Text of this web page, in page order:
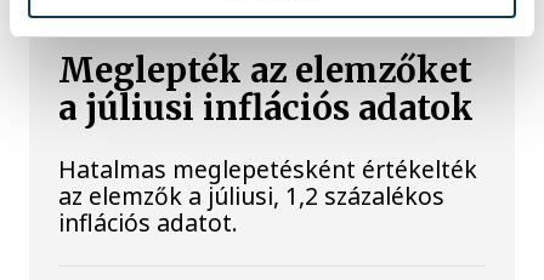
Meglepték az elemzőket
a júliusi inflációs adatok
Hatalmas meglepetésként értékelték
az elemzők a júliusi, 1,2 százalékos
inflációs adatot.